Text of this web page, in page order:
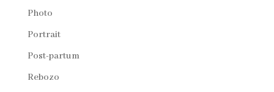
Photo
Portrait
Post-partum
Rebozo